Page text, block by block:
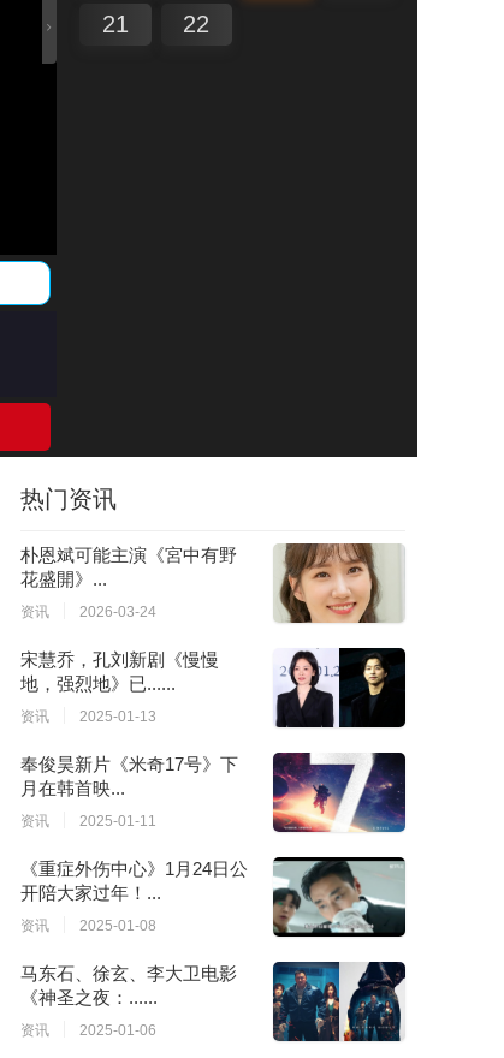
21
22
热门资讯
朴恩斌可能主演《宮中有野
花盛開》...
资讯 2026-03-24
宋慧乔，孔刘新剧《慢慢
地，强烈地》已......
资讯 2025-01-13
奉俊昊新片《米奇17号》下
月在韩首映...
资讯 2025-01-11
《重症外伤中心》1月24日公
开陪大家过年！...
资讯 2025-01-08
马东石、徐玄、李大卫电影
《神圣之夜：......
资讯 2025-01-06